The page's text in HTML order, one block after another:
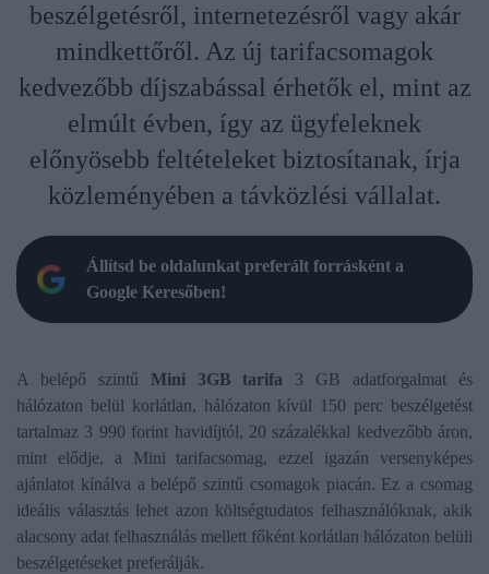
beszélgetésről, internetezésről vagy akár
mindkettőről. Az új tarifacsomagok
kedvezőbb díjszabással érhetők el, mint az
elmúlt évben, így az ügyfeleknek
előnyösebb feltételeket biztosítanak, írja
közleményében a távközlési vállalat.
Állítsd be oldalunkat preferált forrásként a
Google Keresőben!
A belépő szintű Mini 3GB tarifa 3 GB adatforgalmat és
hálózaton belül korlátlan, hálózaton kívül 150 perc beszélgetést
tartalmaz 3 990 forint havidíjtól, 20 százalékkal kedvezőbb áron,
mint elődje, a Mini tarifacsomag, ezzel igazán versenyképes
ajánlatot kínálva a belépő szintű csomagok piacán. Ez a csomag
ideális választás lehet azon költségtudatos felhasználóknak, akik
alacsony adat felhasználás mellett főként korlátlan hálózaton belüli
beszélgetéseket preferálják.